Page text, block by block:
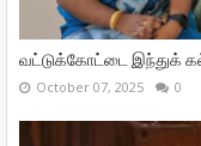
வட்டுக்கோட்டை இந்துக்
October 07, 2025 0